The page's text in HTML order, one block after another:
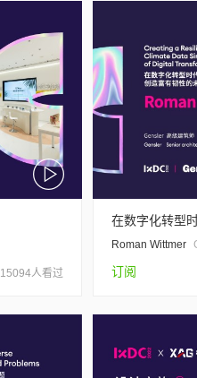
15094人看过
在数字化转型
Roman Wittmer
订阅